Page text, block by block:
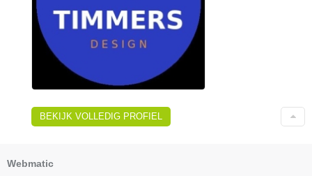
BEKIJK VOLLEDIG PROFIEL
Webmatic